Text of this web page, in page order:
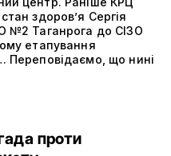
здоров’я Сергія
№2 Таганрога до СІЗО
етапування
Переповідаємо, що нині
проти